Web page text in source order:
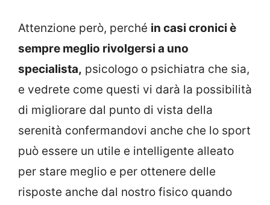
Attenzione però, perché in casi cronici è
sempre meglio rivolgersi a uno
specialista, psicologo o psichiatra che sia,
e vedrete come questi vi darà la possibilità
di migliorare dal punto di vista della
serenità confermandovi anche che lo sport
può essere un utile e intelligente alleato
per stare meglio e per ottenere delle
risposte anche dal nostro fisico quando